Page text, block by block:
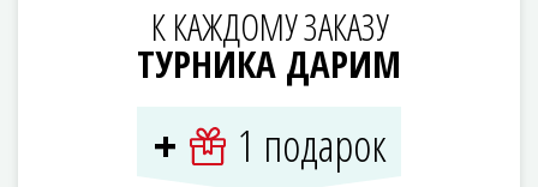
К КАЖДОМУ ЗАКАЗУ
ТУРНИКА ДАРИМ
+ 1 подарок